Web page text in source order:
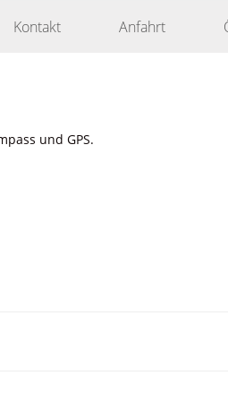
Kontakt Anfahrt
und GPS.